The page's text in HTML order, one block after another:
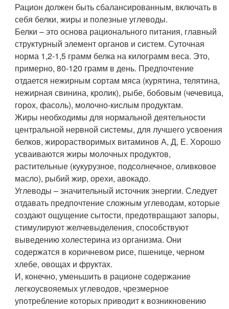
Рацион должен быть сбалансированным, включать в
себя белки, жиры и полезные углеводы.
Белки – это основа рационального питания, главный
структурный элемент органов и систем. Суточная
норма 1,2-1,5 грамм белка на килограмм веса. Это,
примерно, 80-120 грамм в день. Предпочтение
отдается нежирным сортам мяса (курятина, телятина,
нежирная свинина, кролик), рыбе, бобовым (чечевица,
горох, фасоль), молочно-кислым продуктам.
Жиры необходимы для нормальной деятельности
центральной нервной системы, для лучшего усвоения
белков, жирорастворимых витаминов А, Д, Е. Хорошо
усваиваются жиры молочных продуктов,
растительные (кукурузное, подсолнечное, оливковое
масло), рыбий жир, орехи, авокадо.
Углеводы – значительный источник энергии. Следует
отдавать предпочтение сложным углеводам, которые
создают ощущение сытости, предотвращают запоры,
стимулируют желчевыделения, способствуют
выведению холестерина из организма. Они
содержатся в коричневом рисе, пшенице, черном
хлебе, овощах и фруктах.
И, конечно, уменьшить в рационе содержание
легкоусвояемых углеводов, чрезмерное
употребление которых приводит к возникновению